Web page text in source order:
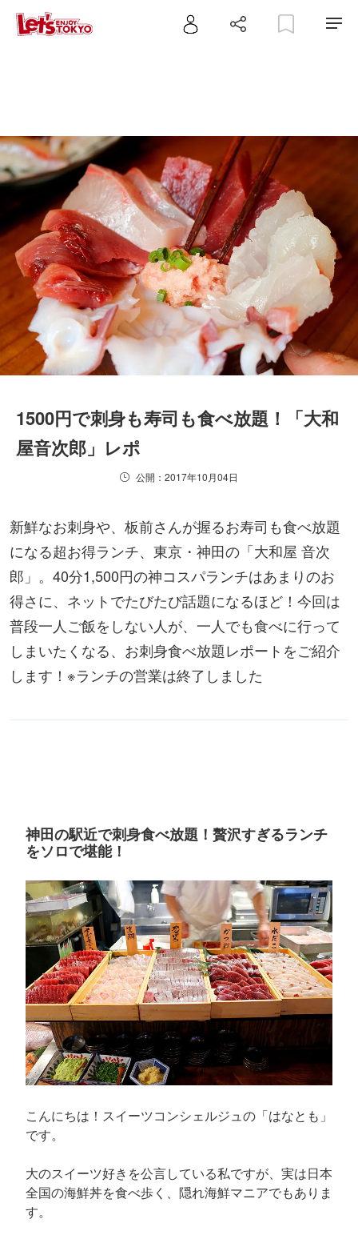
1500円で刺身も寿司も食べ放題！「大和
屋音次郎」レポ
公開：2017年10月04日
新鮮なお刺身や、板前さんが握るお寿司も食べ放題
になる超お得ランチ、東京・神田の「大和屋 音次
郎」。40分1,500円の神コスパランチはあまりのお
得さに、ネットでたびたび話題になるほど！今回は
普段一人ご飯をしない人が、一人でも食べに行って
しまいたくなる、お刺身食べ放題レポートをご紹介
します！※ランチの営業は終了しました
神田の駅近で刺身食べ放題！贅沢すぎるランチ
をソロで堪能！
こんにちは！スイーツコンシェルジュの「はなとも」
です。
大のスイーツ好きを公言している私ですが、実は日本
全国の海鮮丼を食べ歩く、隠れ海鮮マニアでもありま
す。